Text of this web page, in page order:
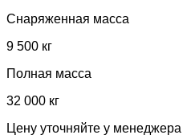
Снаряженная масса
9 500 кг
Полная масса
32 000 кг
Цену уточняйте у менеджера